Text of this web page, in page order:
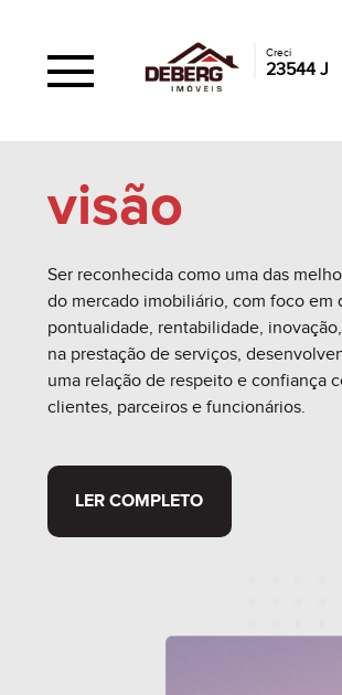
Creci
23544 J
visão
Ser reconhecida como uma das
do mercado imobiliário, com foco em
pontualidade, rentabilidade,
na prestação de serviços,
uma relação de respeito e confiança
clientes, parceiros e funcionários.
LER COMPLETO